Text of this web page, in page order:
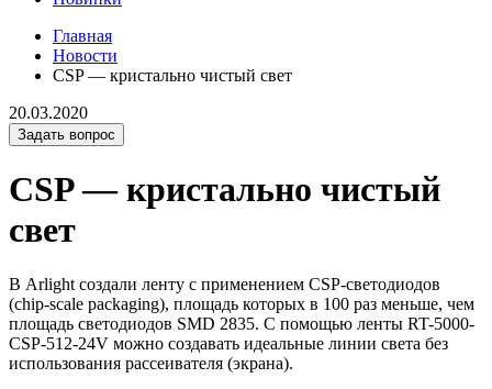
Главная
Новости
CSP — кристально чистый свет
20.03.2020
Задать вопрос
CSP — кристально чистый
свет
В Arlight создали ленту с применением CSP-светодиодов
(chip-scale packaging), площадь которых в 100 раз меньше, чем
площадь светодиодов SMD 2835. С помощью ленты RT-5000-
CSP-512-24V можно создавать идеальные линии света без
использования рассеивателя (экрана).